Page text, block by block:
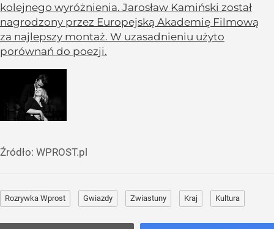
kolejnego wyróżnienia. Jarosław Kamiński został
nagrodzony przez Europejską Akademię Filmową
za najlepszy montaż. W uzasadnieniu użyto
porównań do poezji.
Źródło: WPROST.pl
Rozrywka Wprost Gwiazdy Zwiastuny Kraj Kultura